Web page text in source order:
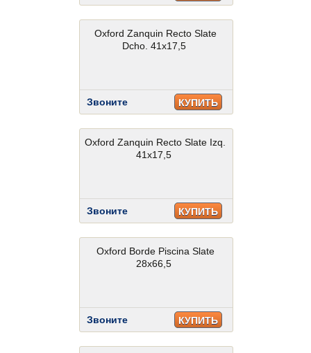
Oxford Zanquin Recto Slate
Dcho. 41x17,5
Звоните КУПИТЬ
Oxford Zanquin Recto Slate Izq.
41x17,5
Звоните КУПИТЬ
Oxford Borde Piscina Slate
28x66,5
Звоните КУПИТЬ